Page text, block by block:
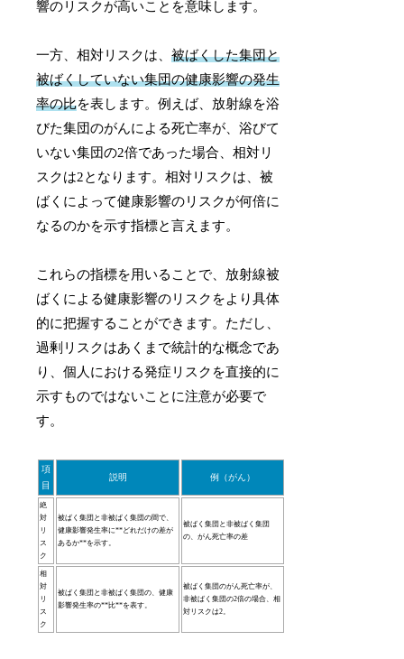
響のリスクが高いことを意味します。
一方、相対リスクは、被ばくした集団と
被ばくしていない集団の健康影響の発生
率の比を表します。例えば、放射線を浴
びた集団のがんによる死亡率が、浴びて
いない集団の2倍であった場合、相対リ
スクは2となります。相対リスクは、被
ばくによって健康影響のリスクが何倍に
なるのかを示す指標と言えます。
これらの指標を用いることで、放射線被
ばくによる健康影響のリスクをより具体
的に把握することができます。ただし、
過剰リスクはあくまで統計的な概念であ
り、個人における発症リスクを直接的に
示すものではないことに注意が必要で
す。
項
目
説明 例（がん）
絶
対
リ
ス
ク
被ばく集団と非被ばく集団の間で、
健康影響発生率に**どれだけの差が
あるか**を示す。
被ばく集団と非被ばく集団
の、がん死亡率の差
相
対
リ
ス
ク
被ばく集団と非被ばく集団の、健康
影響発生率の**比**を表す。
被ばく集団のがん死亡率が、
非被ばく集団の2倍の場合、相
対リスクは2。